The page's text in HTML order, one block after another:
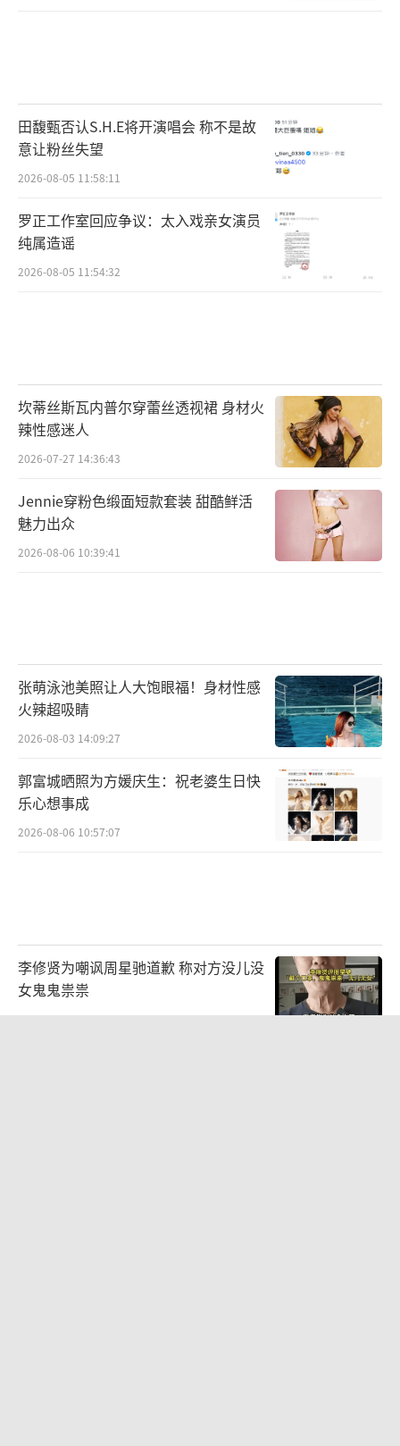
四届创作营,60+音乐人参与,数十首热门歌
曲,30亿+播放量......如果说中国原创流行音乐正
在新的环境里扬帆前行,那星辰集已经为这段旅
1）
田馥甄否认S.H.E将开演唱会 称不是故
意让粉丝失望
2026-08-05 11:58:11
罗正工作室回应争议：太入戏亲女演员
纯属造谣
2026-08-05 11:54:32
坎蒂丝斯瓦内普尔穿蕾丝透视裙 身材火
辣性感迷人
2026-07-27 14:36:43
Jennie穿粉色缎面短款套装 甜酷鲜活
魅力出众
2026-08-06 10:39:41
张萌泳池美照让人大饱眼福！身材性感
火辣超吸睛
2026-08-03 14:09:27
郭富城晒照为方媛庆生：祝老婆生日快
乐心想事成
2026-08-06 10:57:07
李修贤为嘲讽周星驰道歉 称对方没儿没
女鬼鬼祟祟
2026-08-05 12:01:44